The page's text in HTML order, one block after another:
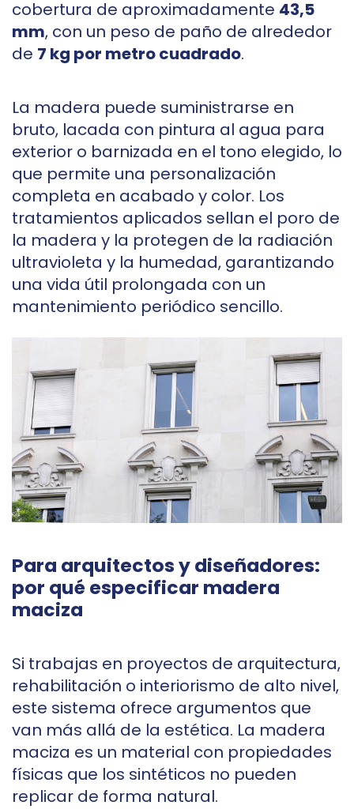
cobertura de aproximadamente 43,5
mm, con un peso de paño de alrededor
de 7 kg por metro cuadrado.
La madera puede suministrarse en
bruto, lacada con pintura al agua para
exterior o barnizada en el tono elegido, lo
que permite una personalización
completa en acabado y color. Los
tratamientos aplicados sellan el poro de
la madera y la protegen de la radiación
ultravioleta y la humedad, garantizando
una vida útil prolongada con un
mantenimiento periódico sencillo.
Para arquitectos y diseñadores:
por qué especificar madera
maciza
Si trabajas en proyectos de arquitectura,
rehabilitación o interiorismo de alto nivel,
este sistema ofrece argumentos que
van más allá de la estética. La madera
maciza es un material con propiedades
físicas que los sintéticos no pueden
replicar de forma natural.